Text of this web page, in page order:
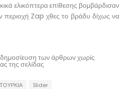
ελικόπτερα επίθεσης βομβάρδισαν
Zap χθες το βράδυ δίχως να
των άρθρων χωρίς
της σελίδας
ΤΟΥΡΚΙΑ Slider